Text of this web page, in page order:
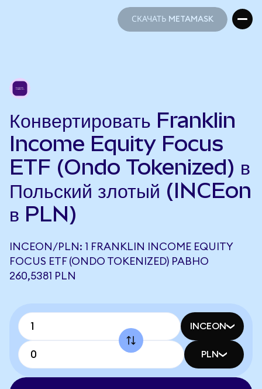
СКАЧАТЬ METAMASK
Конвертировать Franklin
Income Equity Focus
ETF (Ondo Tokenized) в
Польский злотый (INCEon
в PLN)
INCEON/PLN: 1 FRANKLIN INCOME EQUITY
FOCUS ETF (ONDO TOKENIZED) РАВНО
260,5381 PLN
INCEON
PLN